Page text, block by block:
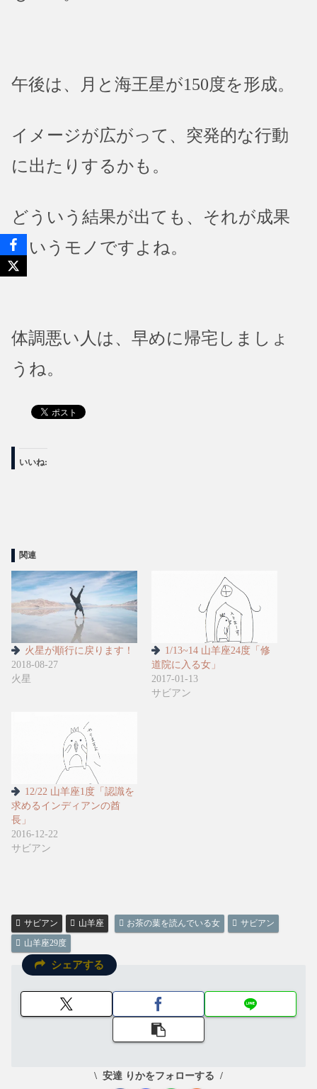
午後は、月と海王星が150度を形成。
イメージが広がって、突発的な行動
に出たりするかも。
どういう結果が出ても、それが成果
というモノですよね。
体調悪い人は、早めに帰宅しましょ
うね。
いいね:
関連
火星が順行に戻ります！
2018-08-27
火星
1/13~14 山羊座24度「修
道院に入る女」
2017-01-13
サビアン
12/22 山羊座1度「認識を
求めるインディアンの酋
長」
2016-12-22
サビアン
サビアン 山羊座 お茶の葉を読んでいる女
サビアン
山羊座29度
シェアする
安達 りかをフォローする